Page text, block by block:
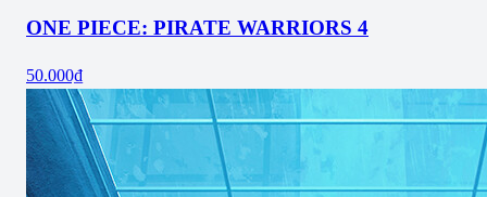
ONE PIECE: PIRATE WARRIORS 4
50.000₫